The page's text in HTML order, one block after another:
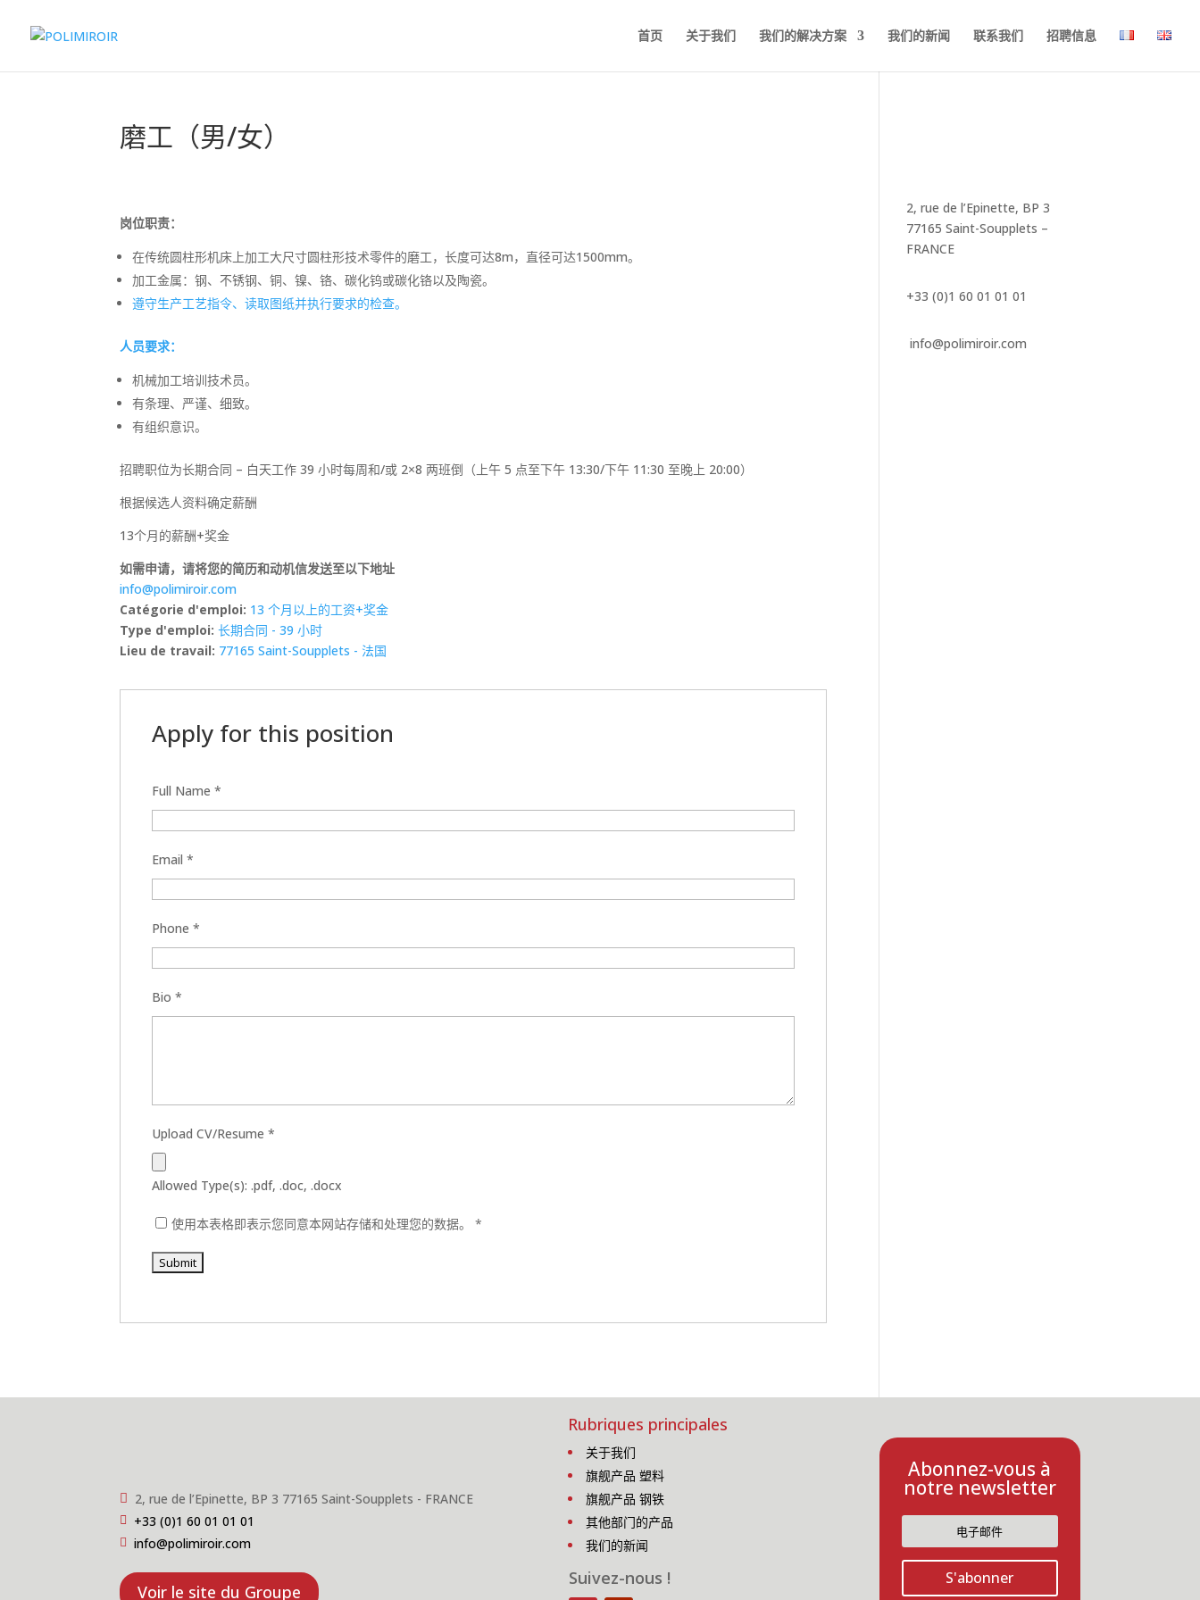
首页 关于我们 我们的解决方案 我们的新闻 联系我们 招聘信息
磨工（男/女）
岗位职责：
在传统圆柱形机床上加工大尺寸圆柱形技术零件的磨工，长度可达8m，直径可达1500mm。
加工金属：钢、不锈钢、铜、镍、铬、碳化钨或碳化铬以及陶瓷。
遵守生产工艺指令、读取图纸并执行要求的检查。
人员要求：
机械加工培训技术员。
有条理、严谨、细致。
有组织意识。
招聘职位为长期合同 – 白天工作 39 小时每周和/或 2×8 两班倒（上午 5 点至下午 13:30/下午 11:30 至晚上 20:00）
根据候选人资料确定薪酬
13个月的薪酬+奖金
如需申请，请将您的简历和动机信发送至以下地址
info@polimiroir.com
Catégorie d'emploi: 13 个月以上的工资+奖金
Type d'emploi:长期合同 - 39 小时
Lieu de travail: 77165 Saint-Soupplets - 法国
Apply for this position
Full Name*
Email*
Phone*
Bio*
Upload CV/Resume*
Allowed Type(s): .pdf, .doc, .docx
使用本表格即表示您同意本网站存储和处理您的数据。*
2, rue de l’Epinette, BP 3
77165 Saint-Soupplets –
FRANCE
+33 (0)1 60 01 01 01
info@polimiroir.com
 2, rue de l’Epinette, BP 3 77165 Saint-Soupplets - FRANCE
 +33 (0)1 60 01 01 01
 info@polimiroir.com
Voir le site du Groupe
Rubriques principales
关于我们
旗舰产品 塑料
旗舰产品 钢铁
其他部门的产品
我们的新闻
Suivez-nous !
Abonnez-vous à
notre newsletter
S'abonner